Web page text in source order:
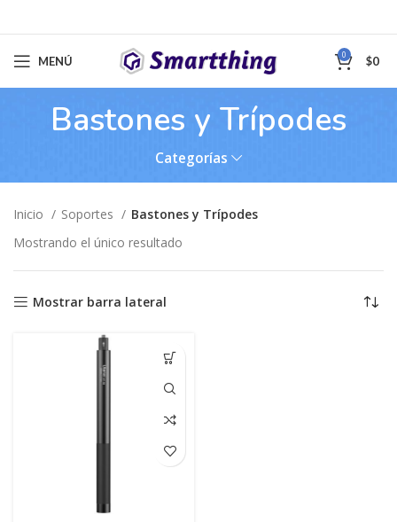
MENÚ 0 $0
Bastones y Trípodes
Categorías
Inicio Soportes
Bastones y Trípodes
Mostrando el único resultado
Mostrar barra lateral